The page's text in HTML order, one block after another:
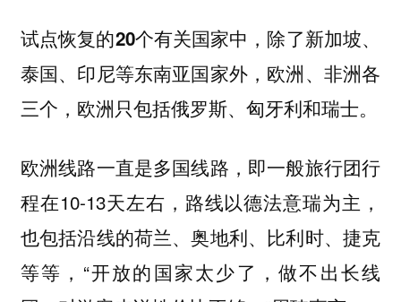
试点恢复的20个有关国家中，除了新加坡、
泰国、印尼等东南亚国家外，欧洲、非洲各
三个，欧洲只包括俄罗斯、匈牙利和瑞士。
欧洲线路一直是多国线路，即一般旅行团行
程在10-13天左右，路线以德法意瑞为主，
也包括沿线的荷兰、奥地利、比利时、捷克
等等，“开放的国家太少了，做不出长线